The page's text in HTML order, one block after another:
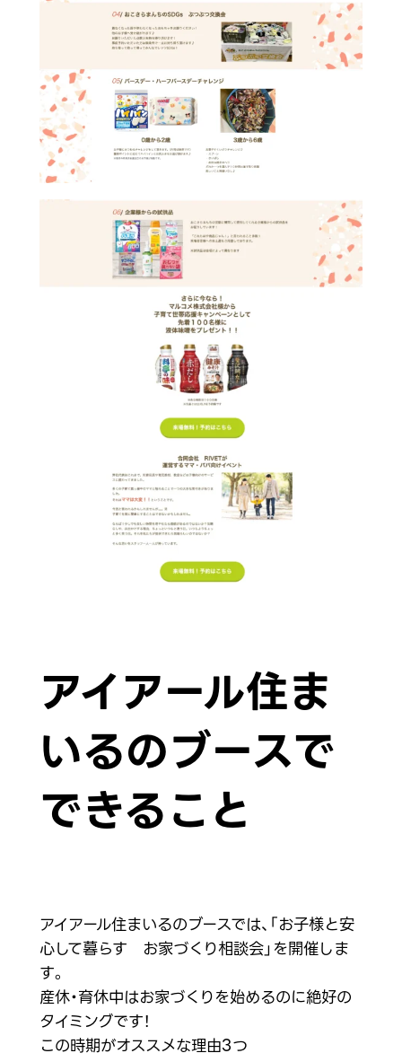
アイアール住ま
いるのブースで
できること
アイアール住まいるのブースでは、「お子様と安
心して暮らす お家づくり相談会」を開催しま
す。
産休・育休中はお家づくりを始めるのに絶好の
タイミングです！
この時期がオススメな理由3つ